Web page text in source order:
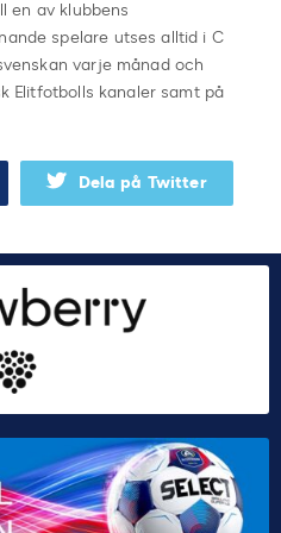
en av klubbens
spelare utses alltid i C
varje månad och
Elitfotbolls kanaler samt på
Dela på Twitter